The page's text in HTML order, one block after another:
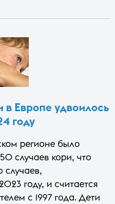
в Европе удвоилось
году
регионе было
случаев кори, что
случаев,
году, и считается
с 1997 года. Дети